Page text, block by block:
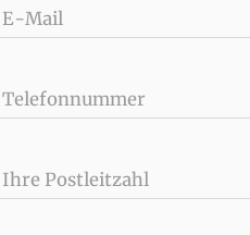
E-Mail
Telefonnummer
Ihre Postleitzahl